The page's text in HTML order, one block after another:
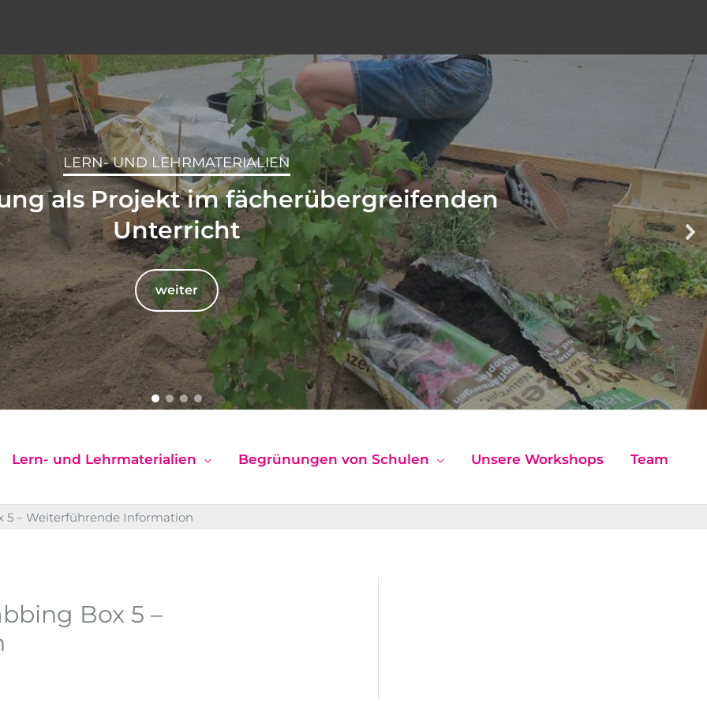
LERN- UND LEHRMATERIALIEN
als Projekt im fächerübergreifenden
Unterricht
weiter
Lern- und Lehrmaterialien Begrünungen von Schulen Unsere Workshops Team
5 – Weiterführende Information
Box 5 –